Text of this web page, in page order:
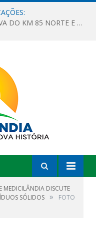
OBRAS DA QUADRA POLIESPORTIVA DO KM 85 NORTE E DA ESCOLA GASPAR VIANA AVANÇAM
MEDICILÂNDIA DISCUTE
SÓLIDOS »
FOTO